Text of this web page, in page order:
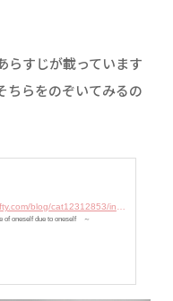
らすじが載っています
ちらをのぞいてみるの
http://2007megumi.cocolog-nifty.com/blog/cat12312853/index.html
of oneself due to oneself ～